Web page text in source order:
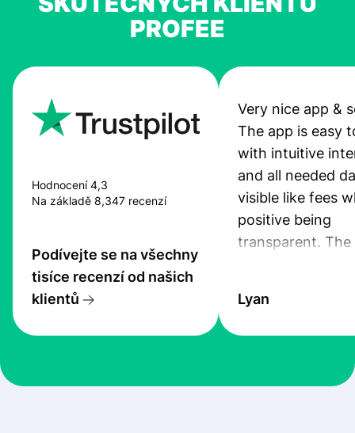
PROFEE
Hodnocení 4,3
Na základě 8,347 recenzí
Podívejte se na všechny
tisíce recenzí od našich
klientů
Very nice app &
The app is easy
with intuitive
and all needed
visible like fees
positive being
transparent. The
the exchange
at Profee is very
Lyan